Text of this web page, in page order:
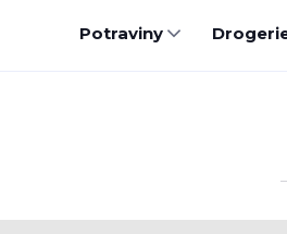
Potraviny